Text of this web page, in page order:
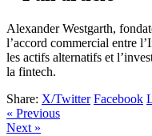
Alexander Westgarth,
l’accord commercial entre
les actifs alternatifs et
la fintech.
Share: X/Twitter Facebook
« Previous
Next »